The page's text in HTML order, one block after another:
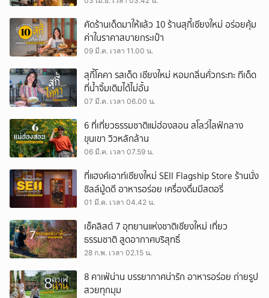
คัดร้านเด็ดมาให้แล้ว 10 ร้านสุกี้เชียงใหม่ อร่อยคุ้ม
ค่าในราคาสบายกระเป๋า
09 มี.ค. เวลา 11.00 น.
สุกี้โคคา รสเด็ด เชียงใหม่ หอมกลิ่นคั่วกระทะ ทีเด็ด
ที่น้ำจิ้มเติมได้ไม่อั้น
07 มี.ค. เวลา 06.00 น.
6 ที่เที่ยวธรรมชาติแม่ฮ่องสอน สโลว์ไลฟ์กลาง
ขุนเขา วิวหลักล้าน
06 มี.ค. เวลา 07.59 น.
ที่แฮงค์เอาท์เชียงใหม่ SEII Flagship Store ร้านนั่ง
ชิลล์มู้ดดี อาหารอร่อย เครื่องดื่มมีสตอรี่
01 มี.ค. เวลา 04.42 น.
เช็คลิสต์ 7 อุทยานแห่งชาติเชียงใหม่ เที่ยว
ธรรมชาติ สูดอากาศบริสุทธิ์
28 ก.พ. เวลา 02.15 น.
8 คาเฟ่น่าน บรรยากาศน่ารัก อาหารอร่อย ถ่ายรูป
สวยทุกมุม